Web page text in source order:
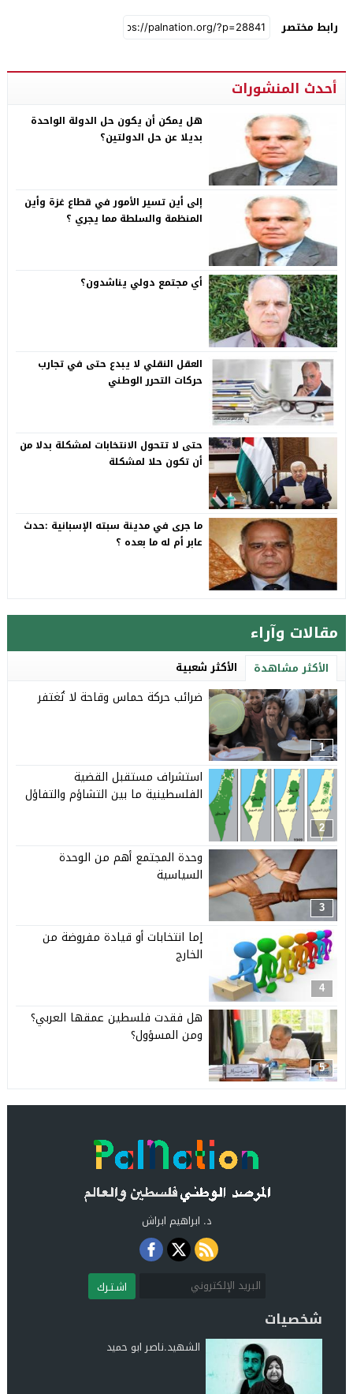
رابط مختصر
أحدث المنشورات
هل يمكن أن يكون حل الدولة الواحدة
بديلا عن حل الدولتين؟
إلى أين تسير الأمور في قطاع غزة وأين
المنظمة والسلطة مما يجري ؟
أي مجتمع دولي يناشدون؟
العقل النقلي لا يبدع حتى في تجارب
حركات التحرر الوطني
حتى لا تتحول الانتخابات لمشكلة بدلا من
أن تكون حلا لمشكلة
ما جرى في مدينة سبته الإسبانية :حدث
عابر أم له ما بعده ؟
مقالات وآراء
الأكثر مشاهدة الأكثر شعبية
1
ضرائب حركة حماس وقاحة لا تُغتفر
2
استشراف مستقبل القضية
الفلسطينية ما بين التشاؤم والتفاؤل
3
وحدة المجتمع أهم من الوحدة
السياسية
4
إما انتخابات أو قيادة مفروضة من
الخارج
5
هل فقدت فلسطين عمقها العربي؟
ومن المسؤول؟
د. ابراهيم ابراش
اشـتـرك
شخصيات
الشهيد.ناصر ابو حميد